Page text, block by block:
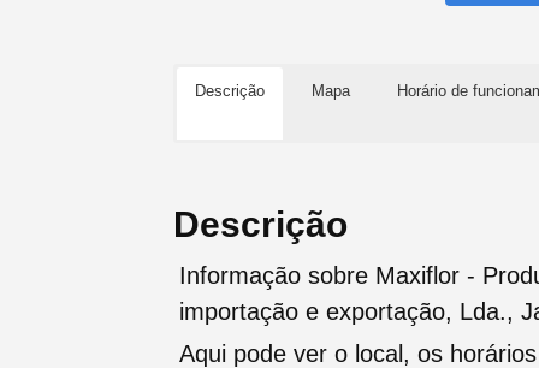
Descrição Mapa Horário de
Descrição
Informação sobre Maxiflor -
importação e exportação, Lda.,
Aqui pode ver o local, os